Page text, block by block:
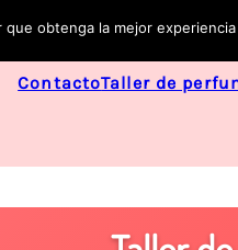
ContactoTaller de
que obtenga la mejor